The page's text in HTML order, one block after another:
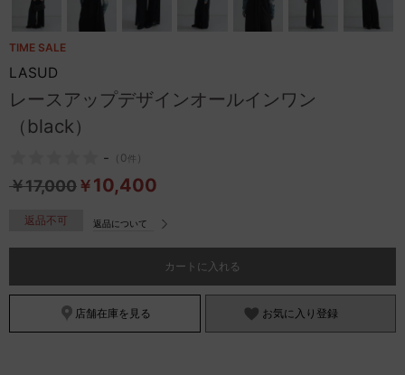
ご利用ガイド/ヘルプ
お問い合わせ
TIME SALE
LASUD
レースアップデザインオールインワン
（black）
- （ 0件 ）
￥17,000￥10,400
返品不可 返品について
カートに入れる
店舗在庫を見る お気に入り登録